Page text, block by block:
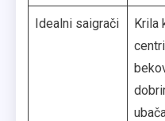
Idealni saigrači
Krila